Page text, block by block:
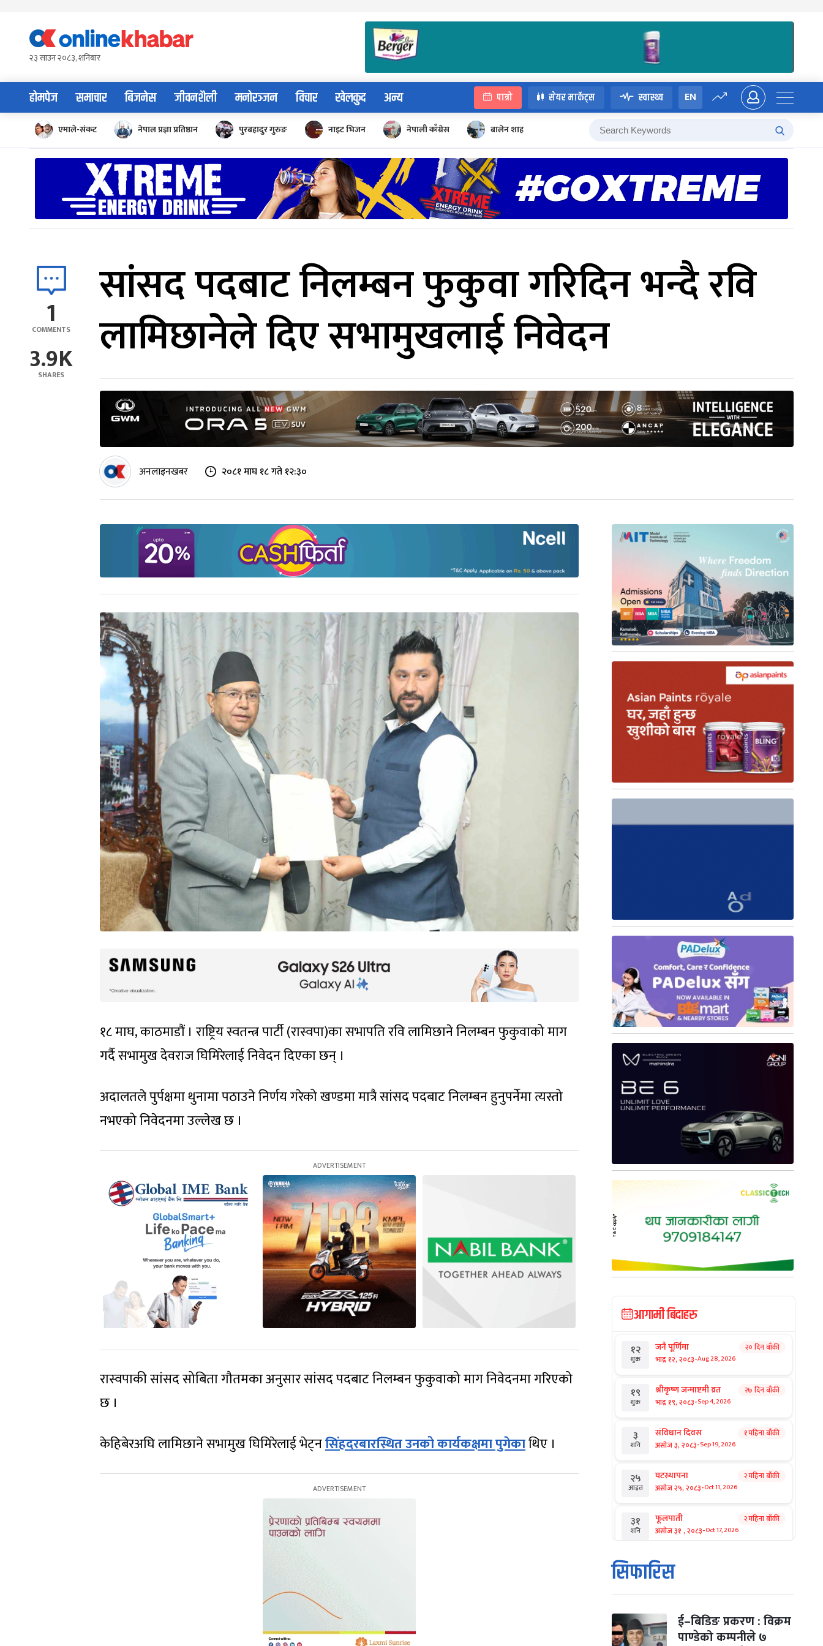
content२३ साउन २०८३, शनिबार
होमपेज समाचार बिजनेस जीवनशैली मनोरञ्जन विचार खेलकुद अन्य पात्रो सेयर मार्केट्स स्वास्थ्य EN
एमाले-संकट नेपाल प्रज्ञा प्रतिष्ठान पुरबहादुर गुरुङ नाइट भिजन नेपाली काँग्रेस बालेन शाह
1
COMMENTS
3.9K
SHARES
सांसद पदबाट निलम्बन फुकुवा गरिदिन भन्दै रवि
लामिछानेले दिए सभामुखलाई निवेदन
अनलाइनखबर २०८१ माघ १८ गते १२:३०
१८ माघ, काठमाडौं । राष्ट्रिय स्वतन्त्र पार्टी (रास्वपा)का सभापति रवि लामिछाने निलम्बन फुकुवाको माग
गर्दै सभामुख देवराज घिमिरेलाई निवेदन दिएका छन् ।
अदालतले पुर्पक्षमा थुनामा पठाउने निर्णय गरेको खण्डमा मात्रै सांसद पदबाट निलम्बन हुनुपर्नेमा त्यस्तो
नभएको निवेदनमा उल्लेख छ ।
रास्वपाकी सांसद सोबिता गौतमका अनुसार सांसद पदबाट निलम्बन फुकुवाको माग निवेदनमा गरिएको
छ ।
केहिबेरअघि लामिछाने सभामुख घिमिरेलाई भेट्नसिंहदरबारस्थित उनको कार्यकक्षमा पुगेकाथिए ।
आगामी बिदाहरु
१२
शुक्र
जनै पूर्णिमा
भाद्र १२, २०८३-Aug 28, 2026
२० दिन बाँकी
१९
शुक्र
श्रीकृष्ण जन्माष्टमी व्रत
भाद्र १९, २०८३-Sep 4, 2026
२७ दिन बाँकी
३
शनि
संविधान दिवस
असोज ३, २०८३-Sep 19, 2026
१ महिना बाँकी
२५
आइत
घटस्थापना
असोज २५, २०८३-Oct 11, 2026
२ महिना बाँकी
३१
शनि
फूलपाती
असोज ३१ , २०८३-Oct 17, 2026
२ महिना बाँकी
१
आइत
कार्तिक सङ्क्रान्ति
कार्तिक १, २०८३
मंगल कार्तिक ३, २०८३-Oct 20, 2026
सिफारिस
ई–बिडिङ प्रकरण : विक्रम
पाण्डेको कम्पनीले ७